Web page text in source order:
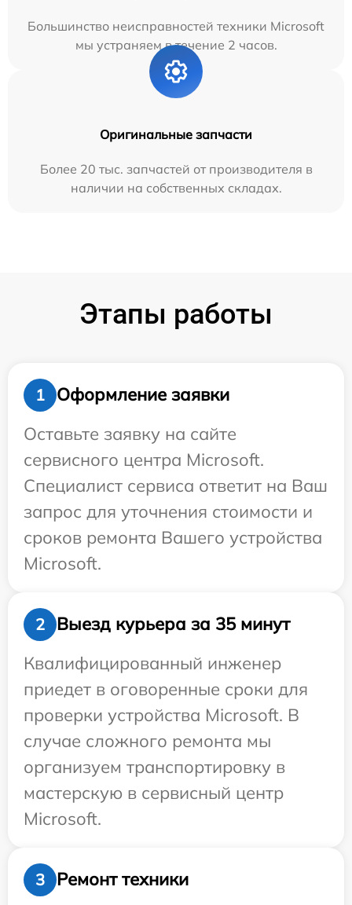
Большинство неисправностей техники Microsoft
мы устраняем в течение 2 часов.
Оригинальные запчасти
Более 20 тыс. запчастей от производителя в
наличии на собственных складах.
Этапы работы
1
Оформление заявки
Оставьте заявку на сайте
сервисного центра Microsoft.
Специалист сервиса ответит на Ваш
запрос для уточнения стоимости и
сроков ремонта Вашего устройства
Microsoft.
2
Выезд курьера за 35 минут
Квалифицированный инженер
приедет в оговоренные сроки для
проверки устройства Microsoft. В
случае сложного ремонта мы
организуем транспортировку в
мастерскую в сервисный центр
Microsoft.
3 Ремонт техники